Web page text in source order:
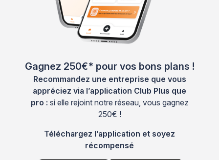
Gagnez 250€* pour vos bons plans !
Recommandez une entreprise que vous
appréciez via l’application Club Plus que
pro : si elle rejoint notre réseau, vous gagnez
250€ !
Téléchargez l’application et soyez
récompensé